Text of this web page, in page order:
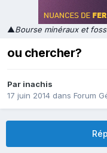
▲Bourse minéraux et
ou chercher?
Par inachis
17 juin 2014 dans Forum